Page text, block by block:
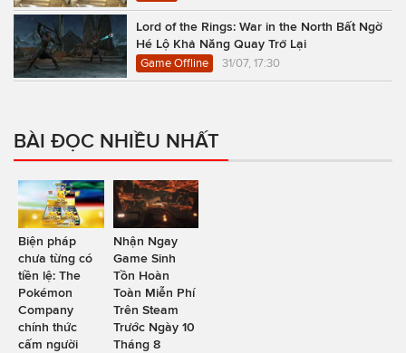
Lord of the Rings: War in the North Bất Ngờ
Hé Lộ Khả Năng Quay Trở Lại
Game Offline 31/07, 17:30
BÀI ĐỌC NHIỀU NHẤT
Biện pháp
chưa từng có
tiền lệ: The
Pokémon
Company
chính thức
cấm người
Nhận Ngay
Game Sinh
Tồn Hoàn
Toàn Miễn Phí
Trên Steam
Trước Ngày 10
Tháng 8